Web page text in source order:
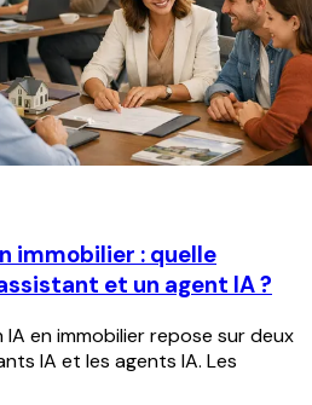
immobilier : quelle
et un agent IA ?
IA en immobilier repose sur deux
IA et les agents IA. Les